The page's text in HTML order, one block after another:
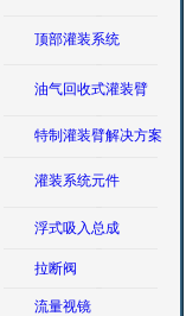
顶部灌装系统
油气回收式灌装臂
特制灌装臂解决方案
灌装系统元件
浮式吸入总成
拉断阀
流量视镜